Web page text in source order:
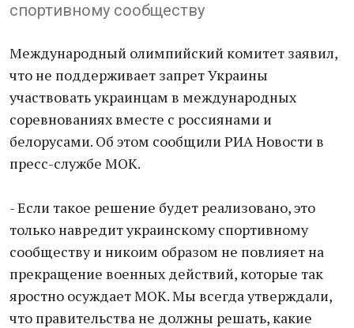
спортивному сообществу
Международный олимпийский комитет заявил,
что не поддерживает запрет Украины
участвовать украинцам в международных
соревнованиях вместе с россиянами и
белорусами. Об этом сообщили РИА Новости в
пресс-службе МОК.
- Если такое решение будет реализовано, это
только навредит украинскому спортивному
сообществу и никоим образом не повлияет на
прекращение военных действий, которые так
яростно осуждает МОК. Мы всегда утверждали,
что правительства не должны решать, какие